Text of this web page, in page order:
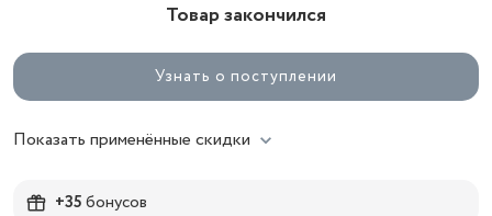
Товар закончился
Узнать о поступлении
Показать применённые скидки
+35бонусов